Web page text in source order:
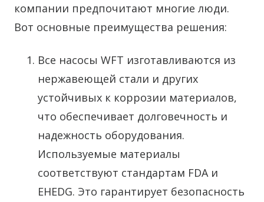
компании предпочитают многие люди.
Вот основные преимущества решения:
Все насосы WFT изготавливаются из
нержавеющей стали и других
устойчивых к коррозии материалов,
что обеспечивает долговечность и
надежность оборудования.
Используемые материалы
соответствуют стандартам FDA и
EHEDG. Это гарантирует безопасность